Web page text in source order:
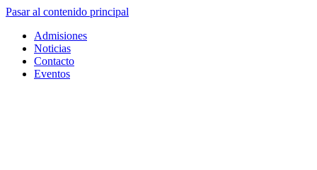
Pasar al contenido principal
Admisiones
Noticias
Contacto
Eventos